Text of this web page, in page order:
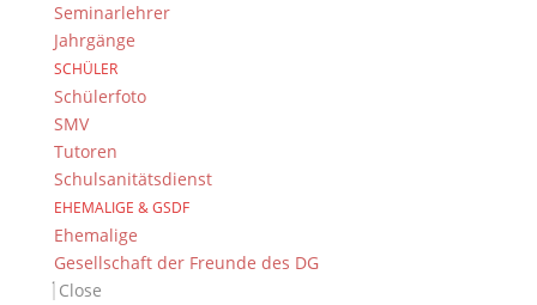
Seminarlehrer
Jahrgänge
SCHÜLER
Schülerfoto
SMV
Tutoren
Schulsanitätsdienst
EHEMALIGE & GSDF
Ehemalige
Gesellschaft der Freunde des DG
Close
Kontakt & Ansprechpartner
Impressum & Datenschutz
Impressum
Datenschutzerklärung
Kontakt
© 2015-2022, Dientzenhofer-Gymnasium Bamberg